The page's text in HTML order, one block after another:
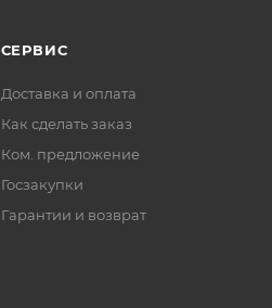
СЕРВИС
Доставка и оплата
Как сделать заказ
Ком. предложение
Госзакупки
Гарантии и возврат